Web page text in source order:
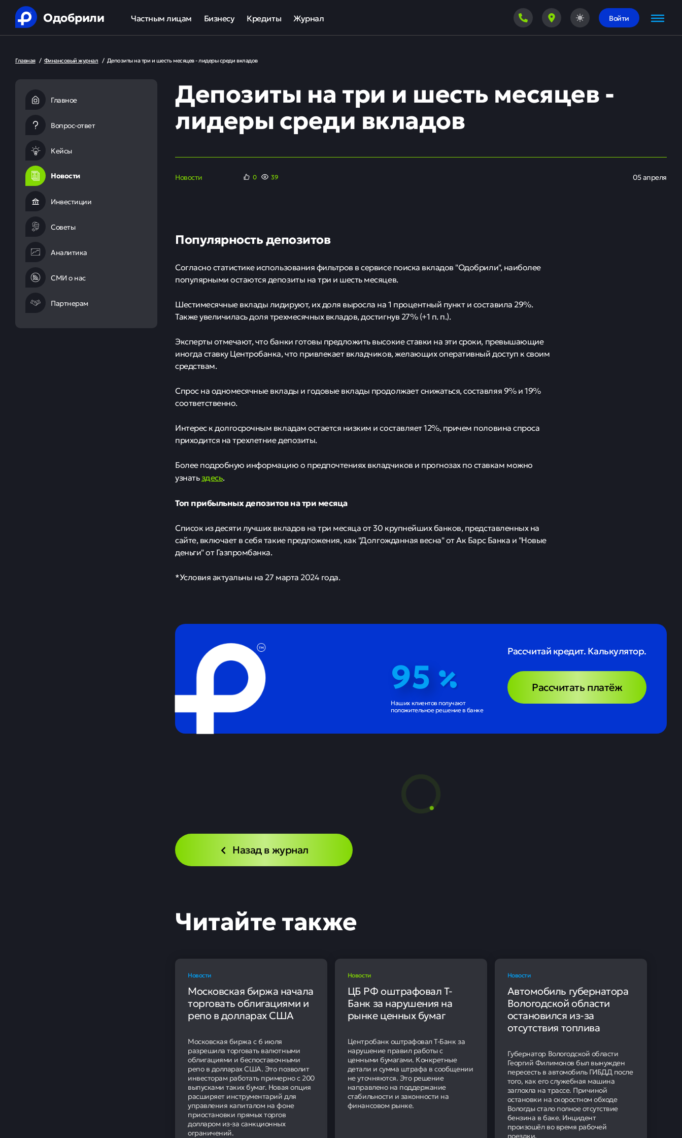
Одобрили Частным лицам
Рефинансирование кредитов
Ипотека
Юридическая защита от коллекторов и кредиторов
Бизнесу
Оборотный кредит
Кредиты
Рефинансирование кредитов
Кредиты под залог авто
Кредиты под залог недвижимости
Кредиты с плохой КИ
Журнал Войти
Главная / Финансовый журнал / Депозиты на три и шесть месяцев - лидеры среди вкладов
Главное
Вопрос-ответ
Кейсы
Новости
Инвестиции
Советы
Аналитика
СМИ о нас
Партнерам
Депозиты на три и шесть месяцев -
лидеры среди вкладов
Новости 0 39 05 апреля
Популярность депозитов
Согласно статистике использования фильтров в сервисе поиска вкладов "Одобрили", наиболее
популярными остаются депозиты на три и шесть месяцев.
Шестимесячные вклады лидируют, их доля выросла на 1 процентный пункт и составила 29%.
Также увеличилась доля трехмесячных вкладов, достигнув 27% (+1 п. п.).
Эксперты отмечают, что банки готовы предложить высокие ставки на эти сроки, превышающие
иногда ставку Центробанка, что привлекает вкладчиков, желающих оперативный доступ к своим
средствам.
Спрос на одномесячные вклады и годовые вклады продолжает снижаться, составляя 9% и 19%
соответственно.
Интерес к долгосрочным вкладам остается низким и составляет 12%, причем половина спроса
приходится на трехлетние депозиты.
Более подробную информацию о предпочтениях вкладчиков и прогнозах по ставкам можно
узнатьздесь.
Топ прибыльных депозитов на три месяца
Список из десяти лучших вкладов на три месяца от 30 крупнейших банков, представленных на
сайте, включает в себя такие предложения, как "Долгожданная весна" от Ак Барс Банка и "Новые
деньги" от Газпромбанка.
*Условия актуальны на 27 марта 2024 года.
95
Наших клиентов получают
положительное решение в банке
Рассчитай кредит. Калькулятор.
Рассчитать платёж
Назад в журнал
Читайте также
Новости
Московская биржа начала
торговать облигациями и
репо в долларах США
Московская биржа с 6 июля
разрешила торговать валютными
облигациями и беспоставочными
репо в долларах США. Это позволит
инвесторам работать примерно с 200
выпусками таких бумаг. Новая опция
расширяет инструментарий для
управления капиталом на фоне
приостановки прямых торгов
долларом из-за санкционных
ограничений.
Новости
ЦБ РФ оштрафовал Т-
Банк за нарушения на
рынке ценных бумаг
Центробанк оштрафовал Т-Банк за
нарушение правил работы с
ценными бумагами. Конкретные
детали и сумма штрафа в сообщении
не уточняются. Это решение
направлено на поддержание
стабильности и законности на
финансовом рынке.
Новости
Автомобиль губернатора
Вологодской области
остановился из-за
отсутствия топлива
Губернатор Вологодской области
Георгий Филимонов был вынужден
пересесть в автомобиль ГИБДД после
того, как его служебная машина
заглохла на трассе. Причиной
остановки на скоростном обходе
Вологды стало полное отсутствие
бензина в баке. Инцидент
произошёл во время рабочей
поездки.